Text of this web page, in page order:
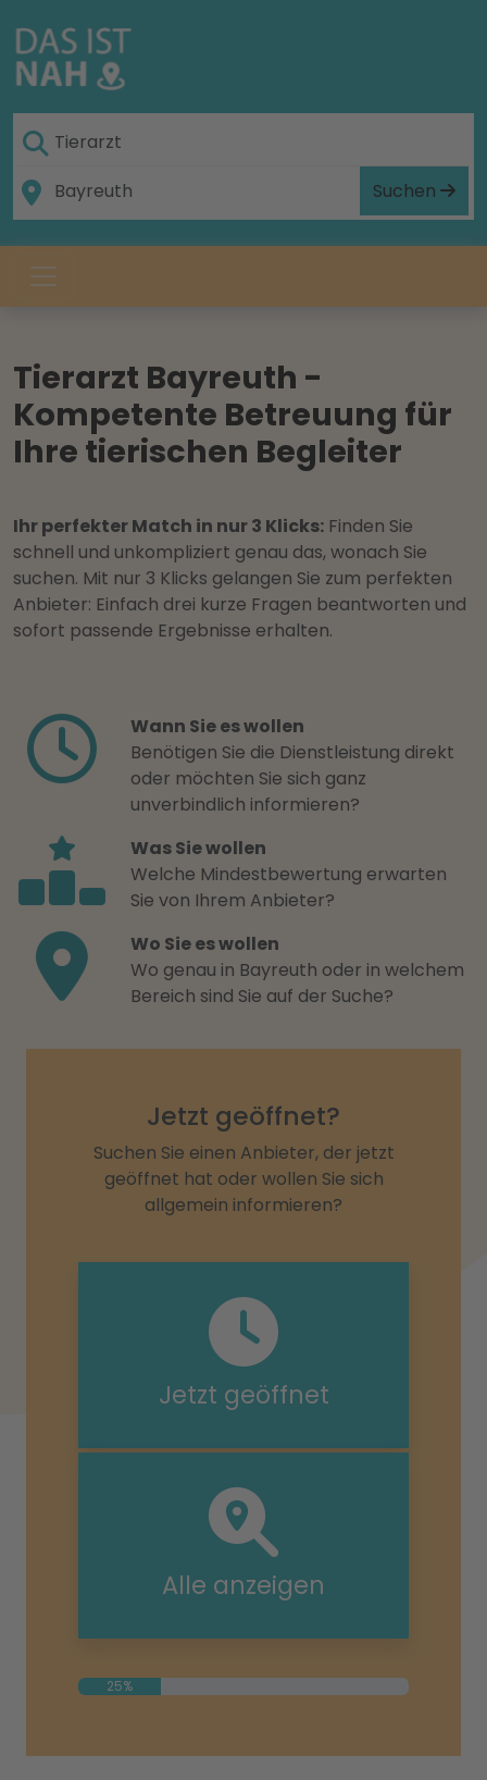
Suchen
Tierarzt Bayreuth -
Kompetente Betreuung für
Ihre tierischen Begleiter
Ihr perfekter Match in nur 3 Klicks: Finden Sie
schnell und unkompliziert genau das, wonach Sie
suchen. Mit nur 3 Klicks gelangen Sie zum perfekten
Anbieter: Einfach drei kurze Fragen beantworten und
sofort passende Ergebnisse erhalten.
Wann Sie es wollen
Benötigen Sie die Dienstleistung direkt
oder möchten Sie sich ganz
unverbindlich informieren?
Was Sie wollen
Welche Mindestbewertung erwarten
Sie von Ihrem Anbieter?
Wo Sie es wollen
Wo genau in Bayreuth oder in welchem
Bereich sind Sie auf der Suche?
Jetzt geöffnet?
Suchen Sie einen Anbieter, der jetzt
geöffnet hat oder wollen Sie sich
allgemein informieren?
Jetzt geöffnet
Alle anzeigen
25%